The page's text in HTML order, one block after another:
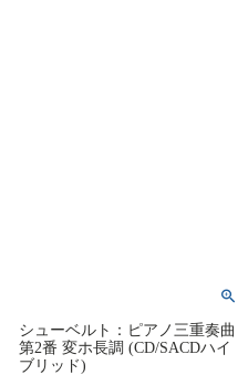
シューベルト：ピアノ三重奏曲
第2番 変ホ長調 (CD/SACDハイ
ブリッド)